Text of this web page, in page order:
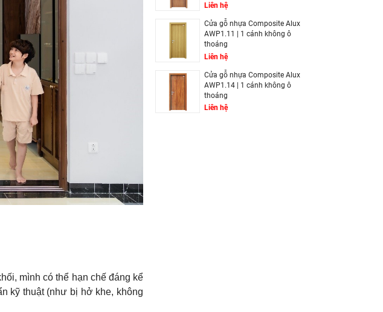
mình có thể hạn chế đáng kể
kỹ thuật (như bị hở khe, không
Liên hệ
Cửa gỗ nhựa Composite Alux
AWP1.11 | 1 cánh không ô
thoáng
Liên hệ
Cửa gỗ nhựa Composite Alux
AWP1.14 | 1 cánh không ô
thoáng
Liên hệ